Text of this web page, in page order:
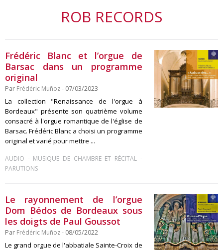
ROB RECORDS
Frédéric Blanc et l’orgue de
Barsac dans un programme
original
Par Frédéric Muñoz- 07/03/2023
La collection "Renaissance de l'orgue à
Bordeaux" présente son quatrième volume
consacré à l'orgue romantique de l'église de
Barsac. Frédéric Blanc a choisi un programme
original et varié pour mettre ...
AUDIO - MUSIQUE DE CHAMBRE ET RÉCITAL-
PARUTIONS
Le rayonnement de l’orgue
Dom Bédos de Bordeaux sous
les doigts de Paul Goussot
Par Frédéric Muñoz- 08/05/2022
Le grand orgue de l'abbatiale Sainte-Croix de